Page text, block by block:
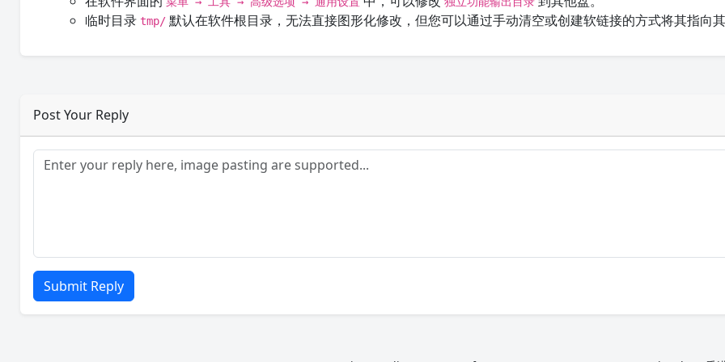
临时目录 tmp/ 默认在软件根目录，无法直接图形化修改，但您可以通过手动清空或创建软链接的方式将其指向其
Post Your Reply
Submit Reply